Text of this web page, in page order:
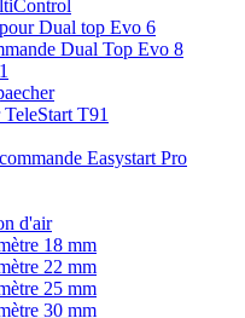
Dual top Evo 6
Dual Top Evo 8
T91
Easystart Pro
d'air
18 mm
22 mm
25 mm
30 mm